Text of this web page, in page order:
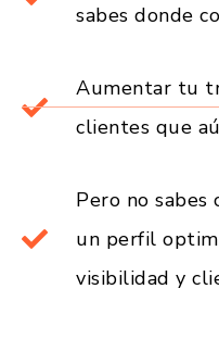
sabes donde
Aumentar tu
clientes que
Pero no sabes
un perfil
visibilidad y